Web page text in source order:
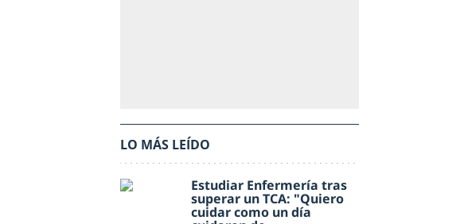
LO MÁS LEÍDO
Estudiar Enfermería tras
superar un TCA: "Quiero
cuidar como un día